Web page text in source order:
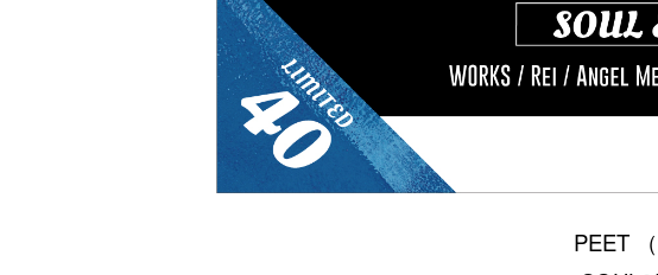
PEET